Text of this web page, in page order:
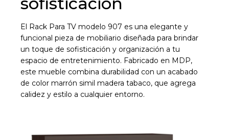
El Rack Para TV modelo 907 es una elegante y
funcional pieza de mobiliario diseñada para brindar
un toque de sofisticación y organización a tu
espacio de entretenimiento. Fabricado en MDP,
este mueble combina durabilidad con un acabado
de color marrón simil madera tabaco, que agrega
calidez y estilo a cualquier entorno.